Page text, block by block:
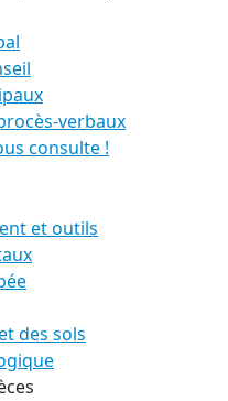
verbaux
consulte !
et outils
des sols